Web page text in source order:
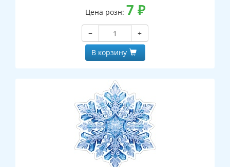
Цена розн: 7 ₽
−
+
В корзину